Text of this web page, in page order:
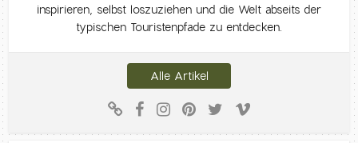
inspirieren, selbst loszuziehen und die Welt abseits der
typischen Touristenpfade zu entdecken.
Alle Artikel